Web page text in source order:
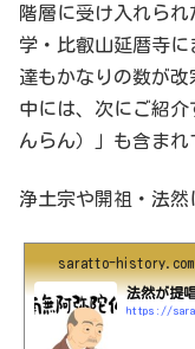
階層に受け入れら
学・比叡山延暦寺
達もかなりの数が
中には、次にご紹
んらん）」も含まれ
浄土宗や開祖・法然
saratto-history.com
法然が提